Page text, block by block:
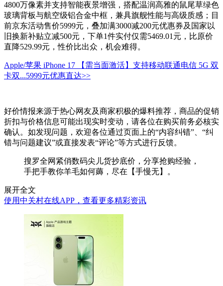
4800万像素并支持智能夜景增强，搭配温润高雅的鼠尾草绿色
玻璃背板与航空级铝合金中框，兼具旗舰性能与高级质感；目
前京东活动售价5999元，叠加满3000减200元优惠券及国家以
旧换新补贴立减500元，下单1件实付仅需5469.01元，比原价
直降529.99元，性价比出众，机会难得。
Apple/苹果 iPhone 17 【需当面激活】支持移动联通电信 5G 双
卡双...5999元优惠直达>>
好价情报来源于热心网友及商家积极的爆料推荐，商品的促销
折扣与价格信息可能出现实时变动，请各位在购买前务必核实
确认。如发现问题，欢迎各位通过页面上的“内容纠错”、“纠
错与问题建议”或直接发表“评论”等方式进行反馈。
搜罗全网紧俏数码尖儿货抄底价，分享抢购经验，
手把手教你羊毛如何薅，尽在【手慢无】。
展开全文
使用中关村在线APP，查看更多精彩资讯